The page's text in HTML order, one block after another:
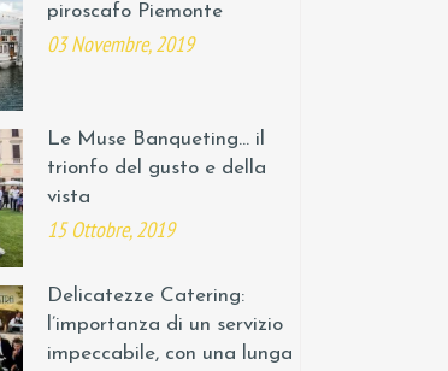
piroscafo Piemonte
03 Novembre, 2019
Le Muse Banqueting… il
trionfo del gusto e della
vista
15 Ottobre, 2019
Delicatezze Catering:
l’importanza di un servizio
impeccabile, con una lunga